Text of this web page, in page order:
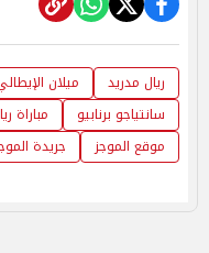
ريال مدريد ميلان
سانتياجو برنابيو
مباراة
موقع الموجز
جريدة